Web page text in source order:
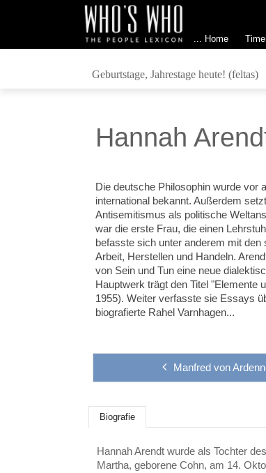
... Home
Geburtstage, Jahrestage heute! (feltas)
Hannah
Die deutsche Philosophin wurde vor
international bekannt. Außerdem
Antisemitismus als politische
war die erste Frau, die einen
befasste sich unter anderem mit
Arbeit, Herstellen und Handeln.
von Sein und Tun eine neue
Hauptwerk trägt den Titel "Elemente
1955). Weiter verfasste sie Essays
biografierte Rahel Varnhagen...
Manfred von
Biografie
Hannah Arendt wurde als Tochter
Martha, geborene Cohn, am 14.